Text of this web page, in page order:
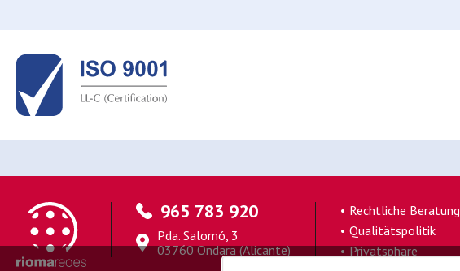
965 783 920
Pda. Salomó, 3
03760 Ondara (Alicante)
Rechtliche Beratung
Qualitätspolitik
Privatsphäre